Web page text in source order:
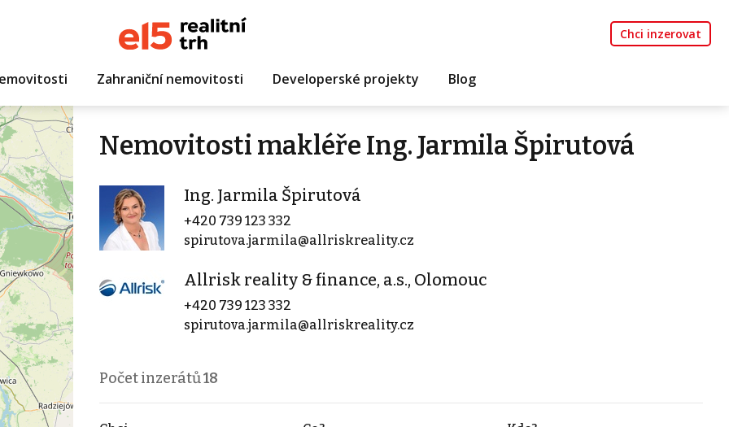
Chci inzerovat
Zahraniční nemovitosti Developerské projekty Blog
Nemovitosti makléře Ing. Jarmila Špirutová
Ing. Jarmila Špirutová
+420 739 123 332
spirutova.jarmila@allriskreality.cz
Allrisk reality & finance, a.s., Olomouc
+420 739 123 332
spirutova.jarmila@allriskreality.cz
Počet inzerátů18